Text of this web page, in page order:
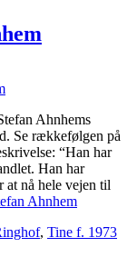
Ahnhems
Se rækkefølgen på
“Han har
Han har
at nå hele vejen til
Ahnhem
, Tine f. 1973